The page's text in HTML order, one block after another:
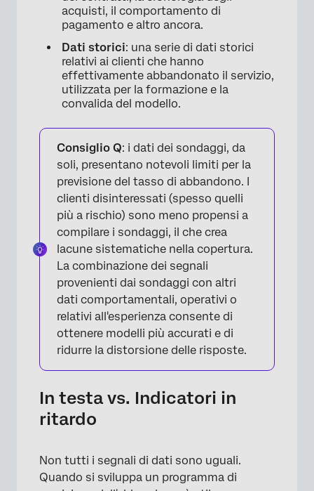
acquisti, il comportamento di
pagamento e altro ancora.
Dati storici: una serie di dati storici
relativi ai clienti che hanno
effettivamente abbandonato il servizio,
utilizzata per la formazione e la
convalida del modello.
Consiglio Q: i dati dei sondaggi, da
soli, presentano notevoli limiti per la
previsione del tasso di abbandono. I
clienti disinteressati (spesso quelli
più a rischio) sono meno propensi a
compilare i sondaggi, il che crea
lacune sistematiche nella copertura.
La combinazione dei segnali
provenienti dai sondaggi con altri
dati comportamentali, operativi o
relativi all'esperienza consente di
ottenere modelli più accurati e di
ridurre la distorsione delle risposte.
In testa vs. Indicatori in
ritardo
Non tutti i segnali di dati sono uguali.
Quando si sviluppa un programma di